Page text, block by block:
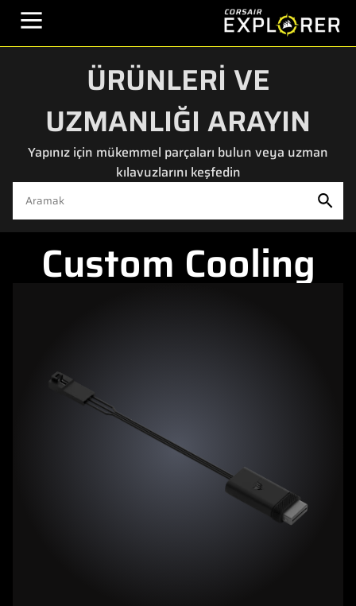
ÜRÜNLERİ VE
UZMANLIĞI ARAYIN
Yapınız için mükemmel parçaları bulun veya uzman
kılavuzlarını keşfedin
Custom Cooling